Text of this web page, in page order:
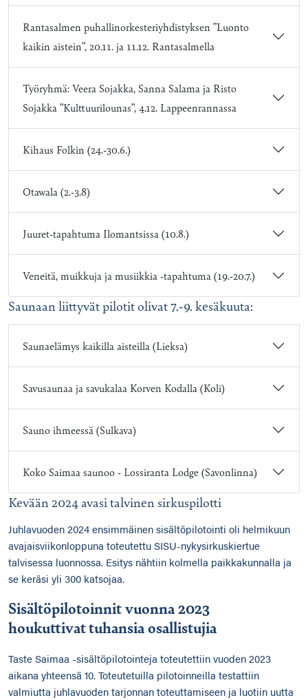
Rantasalmen puhallinorkesteriyhdistyksen ”Luonto
kaikin aistein”, 20.11. ja 11.12. Rantasalmella
Työryhmä: Veera Sojakka, Sanna Salama ja Risto
Sojakka ”Kulttuurilounas”, 4.12. Lappeenrannassa
Kihaus Folkin (24.-30.6.)
Otawala (2.-3.8)
Juuret-tapahtuma Ilomantsissa (10.8.)
Veneitä, muikkuja ja musiikkia -tapahtuma (19.-20.7.)
Saunaan liittyvät pilotit olivat 7.-9. kesäkuuta:
Saunaelämys kaikilla aisteilla (Lieksa)
Savusaunaa ja savukalaa Korven Kodalla (Koli)
Sauno ihmeessä (Sulkava)
Koko Saimaa saunoo - Lossiranta Lodge (Savonlinna)
Kevään 2024 avasi talvinen sirkuspilotti
Juhlavuoden 2024 ensimmäinen sisältöpilotointi oli helmikuun
avajaisviikonloppuna toteutettu SISU-nykysirkuskiertue
talvisessa luonnossa. Esitys nähtiin kolmella paikkakunnalla ja
se keräsi yli 300 katsojaa.​​
Sisältöpilotoinnit vuonna 2023
houkuttivat tuhansia osallistujia
Taste Saimaa -sisältöpilotointeja toteutettiin vuoden 2023
aikana yhteensä 10. Toteutetuilla pilotoinneilla testattiin
valmiutta juhlavuoden tarjonnan toteuttamiseen ja luotiin uutta